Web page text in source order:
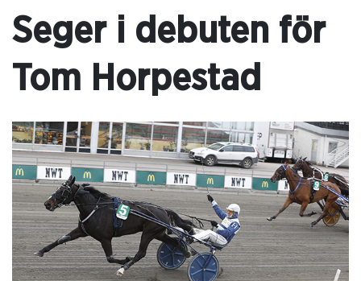
Seger i debuten för
Tom Horpestad